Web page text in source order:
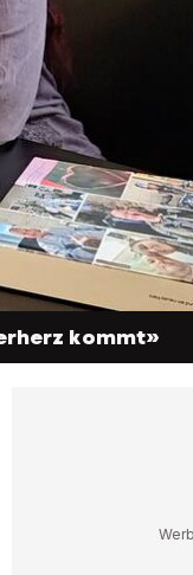
kommt»